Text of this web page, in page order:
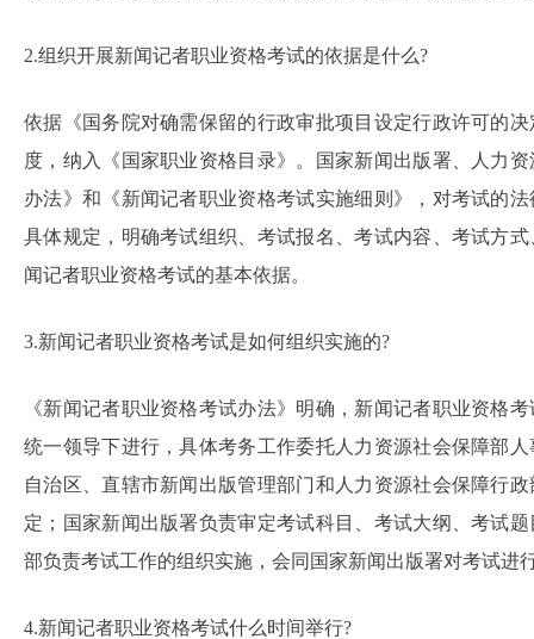
2.组织开展新闻记者职业资格考试的依据是什么?
依据《国务院对确需保留的行政审批项目设定行政许可的
度，纳入《国家职业资格目录》。国家新闻出版署、人力
办法》和《新闻记者职业资格考试实施细则》，对考试的
具体规定，明确考试组织、考试报名、考试内容、考试方
闻记者职业资格考试的基本依据。
3.新闻记者职业资格考试是如何组织实施的?
《新闻记者职业资格考试办法》明确，新闻记者职业资格
统一领导下进行，具体考务工作委托人力资源社会保障部
自治区、直辖市新闻出版管理部门和人力资源社会保障行
定；国家新闻出版署负责审定考试科目、考试大纲、考试
部负责考试工作的组织实施，会同国家新闻出版署对考试进
4.新闻记者职业资格考试什么时间举行?